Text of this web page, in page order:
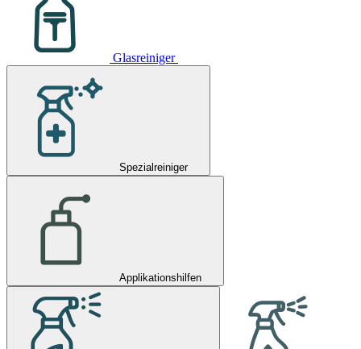
Glasreiniger
Spezialreiniger
Applikationshilfen